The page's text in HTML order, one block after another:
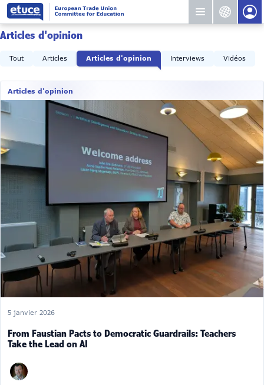
Articles d'opinion
Tout Articles Articles d'opinion Interviews Vidéos
Articles d'opinion
5 janvier 2026
From Faustian Pacts to Democratic Guardrails: Teachers
Take the Lead on AI